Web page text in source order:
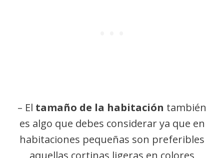
– El tamaño de la habitación también
es algo que debes considerar ya que en
habitaciones pequeñas son preferibles
aquellas cortinas ligeras en colores